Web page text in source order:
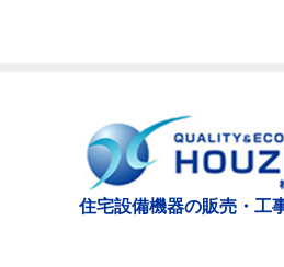
住宅設備機器の販売・工